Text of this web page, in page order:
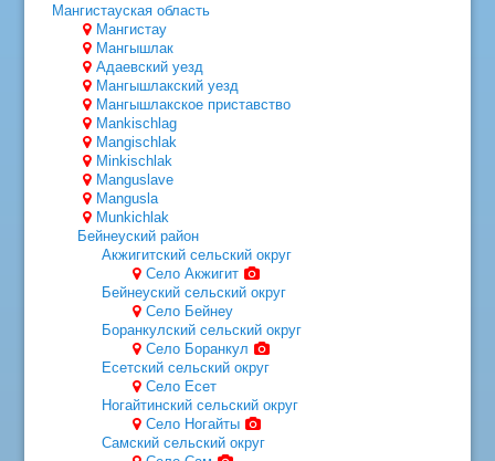
Мангистауская область
Мангистау
Мангышлак
Адаевский уезд
Мангышлакский уезд
Мангышлакское приставство
Mankischlag
Mangischlak
Minkischlak
Manguslave
Mangusla
Munkichlak
Бейнеуский район
Акжигитский сельский округ
Село Акжигит
Бейнеуский сельский округ
Cело Бейнеу
Боранкулский сельский округ
Село Боранкул
Есетский сельский округ
Село Есет
Ногайтинский сельский округ
Село Ногайты
Самский сельский округ